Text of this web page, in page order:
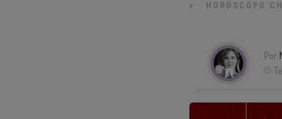
» HORÓSCOPO
Por